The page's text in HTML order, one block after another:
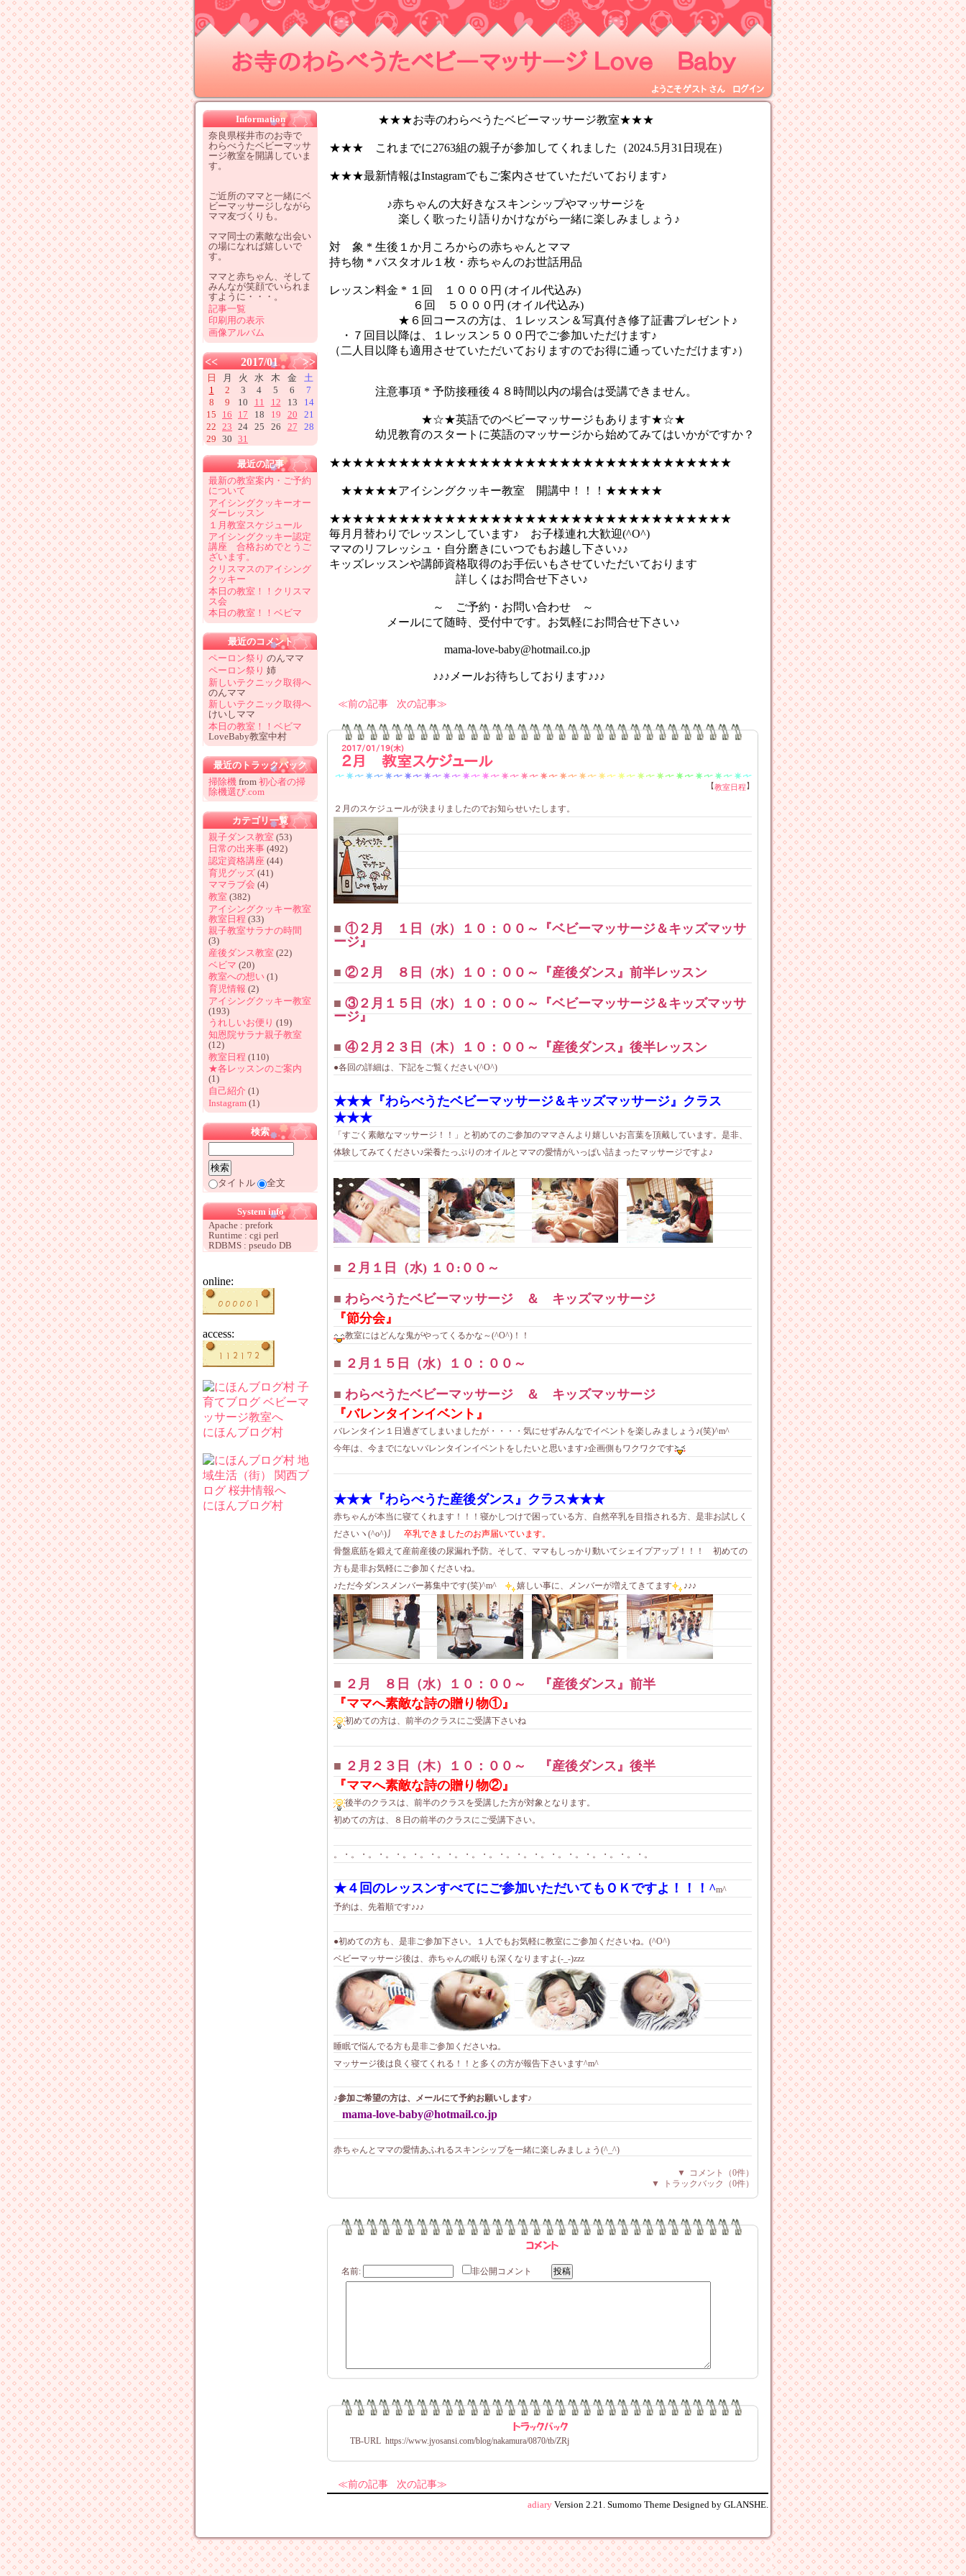
ようこそゲスト さん ログイン
お寺のわらべうたベビーマッサージ Ｌｏｖｅ Ｂａｂｙ
★★★お寺のわらべうたベビーマッサージ教室★★★
★★★ これまでに2763組の親子が参加してくれました（2024.5月31日現在）
★★★最新情報はInstagramでもご案内させていただいております♪
♪赤ちゃんの大好きなスキンシップやマッサージを
楽しく歌ったり語りかけながら一緒に楽しみましょう♪
対 象 * 生後１か月ころからの赤ちゃんとママ
持ち物 * バスタオル１枚・赤ちゃんのお世話用品
レッスン料金 * １回 １０００円 (オイル代込み)
６回 ５０００円 (オイル代込み)
★６回コースの方は、１レッスン＆写真付き修了証書プレゼント♪
・７回目以降は、１レッスン５００円でご参加いただけます♪
（二人目以降も適用させていただいておりますのでお得に通っていただけます♪）
注意事項 * 予防接種後４８時間以内の場合は受講できません。
★☆★英語でのベビーマッサージもあります★☆★
幼児教育のスタートに英語のマッサージから始めてみてはいかがですか？
★★★★★★★★★★★★★★★★★★★★★★★★★★★★★★★★★★★
★★★★★アイシングクッキー教室 開講中！！！★★★★★
★★★★★★★★★★★★★★★★★★★★★★★★★★★★★★★★★★★
毎月月替わりでレッスンしています♪ お子様連れ大歓迎(^O^)
ママのリフレッシュ・自分磨きにいつでもお越し下さい♪♪
キッズレッスンや講師資格取得のお手伝いもさせていただいております
詳しくはお問合せ下さい♪
～ ご予約・お問い合わせ ～
メールにて随時、受付中です。お気軽にお問合せ下さい♪
mama-love-baby@hotmail.co.jp
♪♪♪メールお待ちしております♪♪♪
前の記事 次の記事
2017/01/19(木)
２月 教室スケジュール
【教室日程 】
２月のスケジュールが決まりましたのでお知らせいたします。
■ ①２月 １日（水）１０：００～『ベビーマッサージ＆キッズマッサ
ージ』
■ ②２月 ８日（水）１０：００～『産後ダンス』前半レッスン
■ ③２月１５日（水）１０：００～『ベビーマッサージ＆キッズマッサ
ージ』
■ ④２月２３日（木）１０：００～『産後ダンス』後半レッスン
●各回の詳細は、下記をご覧ください(^O^)
★★★『わらべうたベビーマッサージ＆キッズマッサージ』クラス
★★★
「すごく素敵なマッサージ！！」と初めてのご参加のママさんより嬉しいお言葉を頂戴しています。是非、
体験してみてください♪栄養たっぷりのオイルとママの愛情がいっぱい詰まったマッサージですよ♪
■ ２月１日（水) １０:００～
■ わらべうたベビーマッサージ ＆ キッズマッサージ
『節分会』
教室にはどんな鬼がやってくるかな～(^O^)！！
■ ２月１５日（水）１０：００～
■ わらべうたベビーマッサージ ＆ キッズマッサージ
『バレンタインイベント』
バレンタイン１日過ぎてしまいましたが・・・・気にせずみんなでイベントを楽しみましょう♪(笑)^m^
今年は、今までにないバレンタインイベントをしたいと思います♪企画側もワクワクです
★★★『わらべうた産後ダンス』クラス★★★
赤ちゃんが本当に寝てくれます！！！寝かしつけで困っている方、自然卒乳を目指される方、是非お試しく
ださいヽ(^o^)丿 卒乳できましたのお声届いています。
骨盤底筋を鍛えて産前産後の尿漏れ予防。そして、ママもしっかり動いてシェイプアップ！！！ 初めての
方も是非お気軽にご参加くださいね。
♪ただ今ダンスメンバー募集中です(笑)^m^
嬉しい事に、メンバーが増えてきてます ♪♪♪
■ ２月 ８日（水）１０：００～ 『産後ダンス』前半
『ママへ素敵な詩の贈り物①』
初めての方は、前半のクラスにご受講下さいね
■ ２月２３日（木）１０：００～ 『産後ダンス』後半
『ママへ素敵な詩の贈り物②』
後半のクラスは、前半のクラスを受講した方が対象となります。
初めての方は、８日の前半のクラスにご受講下さい。
。・。・。・。・。・。・。・。・。・。・。・。・。・。・。・。・。・。・。
★４回のレッスンすべてにご参加いただいてもＯＫですよ！！！^m^
予約は、先着順です♪♪♪
●初めての方も、是非ご参加下さい。１人でもお気軽に教室にご参加くださいね。(^O^)
ベビーマッサージ後は、赤ちゃんの眠りも深くなりますよ(-_-)zzz
睡眠で悩んでる方も是非ご参加くださいね。
マッサージ後は良く寝てくれる！！と多くの方が報告下さいます^m^
♪参加ご希望の方は、メールにて予約お願いします♪
mama-love-baby@hotmail.co.jp
赤ちゃんとママの愛情あふれるスキンシップを一緒に楽しみましょう(^_^)
▼ コメント （0件）
名前: 非公開コメント
▼ トラックバック （0件）
TB-URL https://www.jyosansi.com/blog/nakamura/0870/tb/ZRj
前の記事 次の記事
adiary Version 2.21.
Information
奈良県桜井市のお寺で
わらべうたベビーマッサ
ージ教室を開講していま
す。
ご近所のママと一緒にベ
ビーマッサージしながら
ママ友づくりも。
ママ同士の素敵な出会い
の場になれば嬉しいで
す。
ママと赤ちゃん、そして
みんなが笑顔でいられま
すように・・・。
記事一覧
印刷用の表示
画像アルバム
<< 2017/01 >>
日 月 火 水 木 金
土
1
2 3 4 5 6
7
8
9 10 11 12 13
14
15
16 17 18 19 20
21
22
23 24 25 26 27
28
29 30 31
最近の記事
最新の教室案内・ご予約
について
アイシングクッキーオー
ダーレッスン
１月教室スケジュール
アイシングクッキー認定
講座 合格おめでとうご
ざいます。
クリスマスのアイシング
クッキー
本日の教室！！クリスマ
ス会
本日の教室！！ベビマ
最近のコメント
ペーロン祭り のんママ
ペーロン祭り 姉
新しいテクニック取得へ
のんママ
新しいテクニック取得へ
けいしママ
本日の教室！！ベビマ
LoveBaby教室中村
最近のトラックバック
掃除機 from 初心者の掃
除機選び.com
カテゴリ一覧
親子ダンス教室 (53)
日常の出来事 (492)
認定資格講座 (44)
育児グッズ (41)
ママラブ会 (4)
教室 (382)
アイシングクッキー教室
教室日程 (33)
親子教室サラナの時間
(3)
産後ダンス教室 (22)
ベビマ (20)
教室への想い (1)
育児情報 (2)
アイシングクッキー教室
(193)
うれしいお便り (19)
知恩院サラナ親子教室
(12)
教室日程 (110)
★各レッスンのご案内
(1)
自己紹介 (1)
Instagram (1)
検索
タイトル 全文
System info
Apache : prefork
Runtime : cgi perl
RDBMS : pseudo DB
online:
access:
にほんブログ村
にほんブログ村